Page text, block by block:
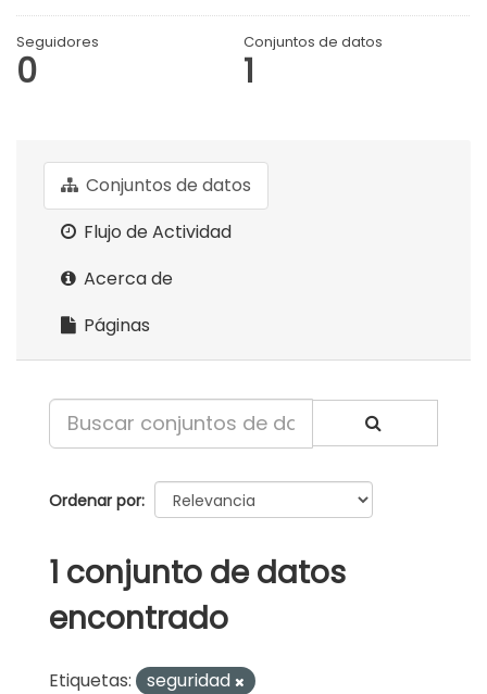
Seguidores
0
Conjuntos de datos
1
Conjuntos de datos
Flujo de Actividad
Acerca de
Páginas
Ordenar por
1 conjunto de datos
encontrado
Etiquetas:
seguridad